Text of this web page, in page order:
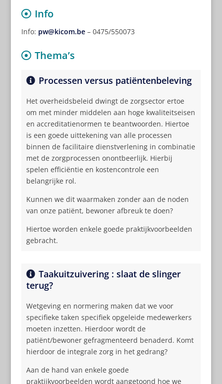
Info
Info: pw@kicom.be– 0475/550073
Thema’s
Processen versus patiëntenbeleving
Het overheidsbeleid dwingt de zorgsector ertoe
om met minder middelen aan hoge kwaliteitseisen
en accreditatienormen te beantwoorden. Hiertoe
is een goede uittekening van alle processen
binnen de facilitaire dienstverlening in combinatie
met de zorgprocessen onontbeerlijk. Hierbij
spelen efficiëntie en kostencontrole een
belangrijke rol.
Kunnen we dit waarmaken zonder aan de noden
van onze patiënt, bewoner afbreuk te doen?
Hiertoe worden enkele goede praktijkvoorbeelden
gebracht.
Taakuitzuivering : slaat de slinger
terug?
Wetgeving en normering maken dat we voor
specifieke taken specifiek opgeleide medewerkers
moeten inzetten. Hierdoor wordt de
patiënt/bewoner gefragmenteerd benaderd. Komt
hierdoor de integrale zorg in het gedrang?
Aan de hand van enkele goede
praktijkvoorbeelden wordt aangetoond hoe we